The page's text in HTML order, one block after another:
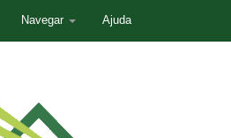
Navegar Ajuda